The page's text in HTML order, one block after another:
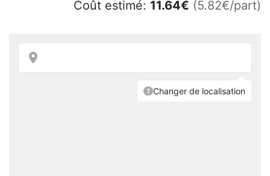
Coût estimé: 11.64€ (5.82€/part)